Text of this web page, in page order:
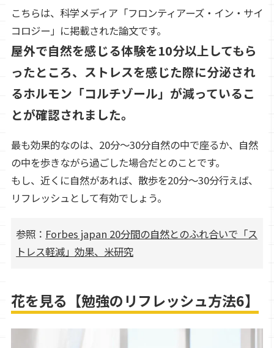
こちらは、科学メディア「フロンティアーズ・イン・サイ
コロジー」に掲載された論文です。
屋外で自然を感じる体験を10分以上してもら
ったところ、ストレスを感じた際に分泌され
るホルモン「コルチゾール」が減っているこ
とが確認されました。
最も効果的なのは、20分～30分自然の中で座るか、自然
の中を歩きながら過ごした場合だとのことです。
もし、近くに自然があれば、散歩を20分～30分行えば、
リフレッシュとして有効でしょう。
参照： Forbes japan 20分間の自然とのふれ合いで「ス
トレス軽減」効果、米研究
花を見る【勉強のリフレッシュ方法6】